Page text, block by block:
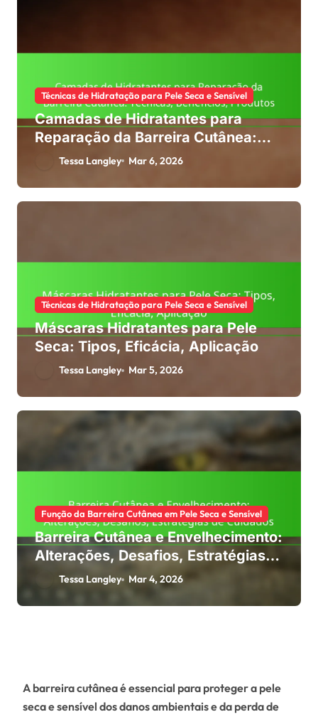
Técnicas de Hidratação para Pele Seca e Sensível
Camadas de Hidratantes para
Reparação da Barreira Cutânea:
Técnicas, Benefícios, Produtos
Tessa Langley Mar 6, 2026
Técnicas de Hidratação para Pele Seca e Sensível
Máscaras Hidratantes para Pele
Seca: Tipos, Eficácia, Aplicação
Tessa Langley Mar 5, 2026
Função da Barreira Cutânea em Pele Seca e Sensível
Barreira Cutânea e Envelhecimento:
Alterações, Desafios, Estratégias
de Cuidados
Tessa Langley Mar 4, 2026
A barreira cutânea é essencial para proteger a pele
seca e sensível dos danos ambientais e da perda de